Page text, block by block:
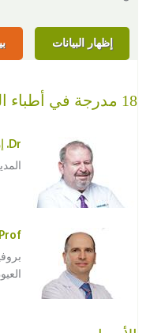
إظهار البيانات
18 مدرجة في أطباء الرمد
Dr. إرتان سوناي، طبيب بشريّ
Prof. فرات هيلفاسيوغلو، طبيب بشريّ